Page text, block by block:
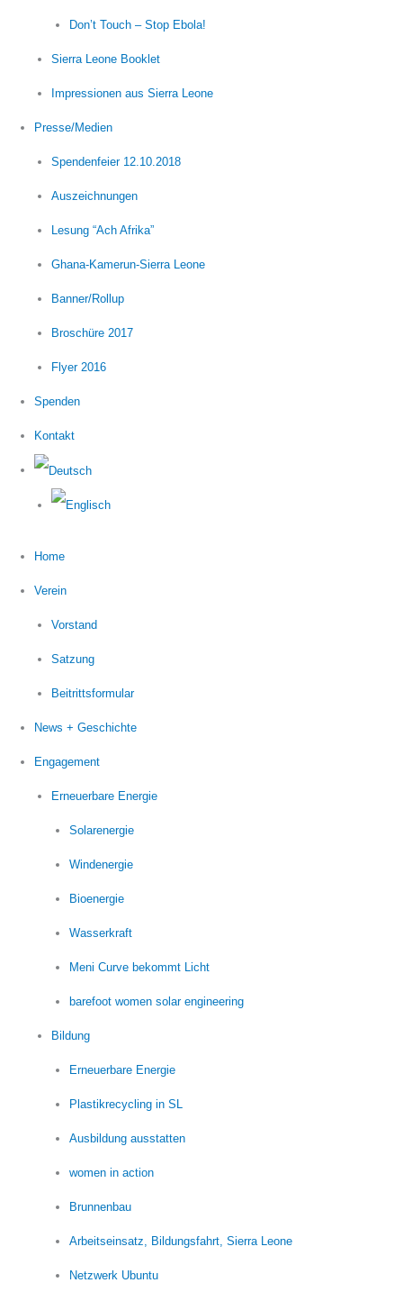
Don’t Touch – Stop Ebola!
Sierra Leone Booklet
Impressionen aus Sierra Leone
Presse/Medien
Spendenfeier 12.10.2018
Auszeichnungen
Lesung “Ach Afrika”
Ghana-Kamerun-Sierra Leone
Banner/Rollup
Broschüre 2017
Flyer 2016
Spenden
Kontakt
Home
Verein
Vorstand
Satzung
Beitrittsformular
News + Geschichte
Engagement
Erneuerbare Energie
Solarenergie
Windenergie
Bioenergie
Wasserkraft
Meni Curve bekommt Licht
barefoot women solar engineering
Bildung
Erneuerbare Energie
Plastikrecycling in SL
Ausbildung ausstatten
women in action
Brunnenbau
Arbeitseinsatz, Bildungsfahrt, Sierra Leone
Netzwerk Ubuntu